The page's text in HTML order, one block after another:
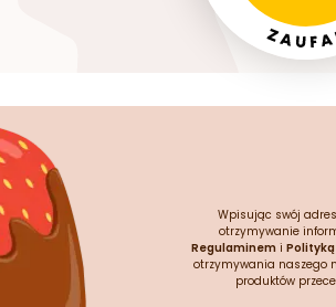
Wpisując swój
otrzymywanie
Regulaminem i
otrzymywania naszego
produktów